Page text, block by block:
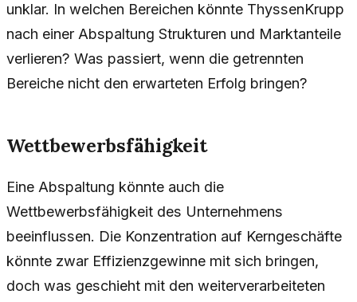
unklar. In welchen Bereichen könnte ThyssenKrupp
nach einer Abspaltung Strukturen und Marktanteile
verlieren? Was passiert, wenn die getrennten
Bereiche nicht den erwarteten Erfolg bringen?
Wettbewerbsfähigkeit
Eine Abspaltung könnte auch die
Wettbewerbsfähigkeit des Unternehmens
beeinflussen. Die Konzentration auf Kerngeschäfte
könnte zwar Effizienzgewinne mit sich bringen,
doch was geschieht mit den weiterverarbeiteten